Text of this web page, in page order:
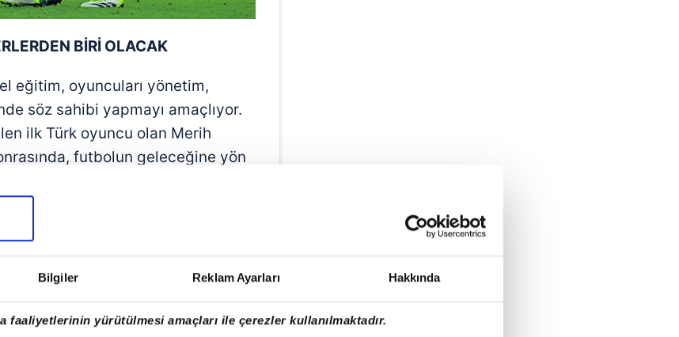
Bilgiler Reklam Ayarları Hakkında
faaliyetlerinin yürütülmesi amaçları ile çerezler kullanılmaktadır.
BİRİ OLACAK
eğitim, oyuncuları yönetim,
söz sahibi yapmayı amaçlıyor.
ilk Türk oyuncu olan Merih
futbolun geleceğine yön